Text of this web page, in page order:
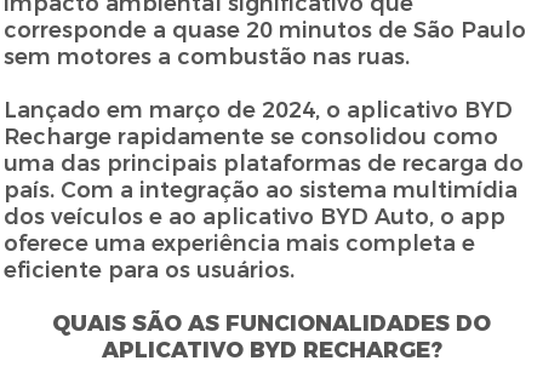
corresponde a quase 20 minutos de São Paulo
sem motores a combustão nas ruas.
Lançado em março de 2024, o aplicativo BYD
Recharge rapidamente se consolidou como
uma das principais plataformas de recarga do
país. Com a integração ao sistema multimídia
dos veículos e ao aplicativo BYD Auto, o app
oferece uma experiência mais completa e
eficiente para os usuários.
QUAIS SÃO AS FUNCIONALIDADES DO
APLICATIVO BYD RECHARGE?